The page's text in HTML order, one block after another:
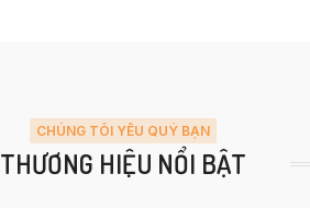
CHÚNG TÔI YÊU QUÝ BẠN
THƯƠNG HIỆU NỔI BẬT